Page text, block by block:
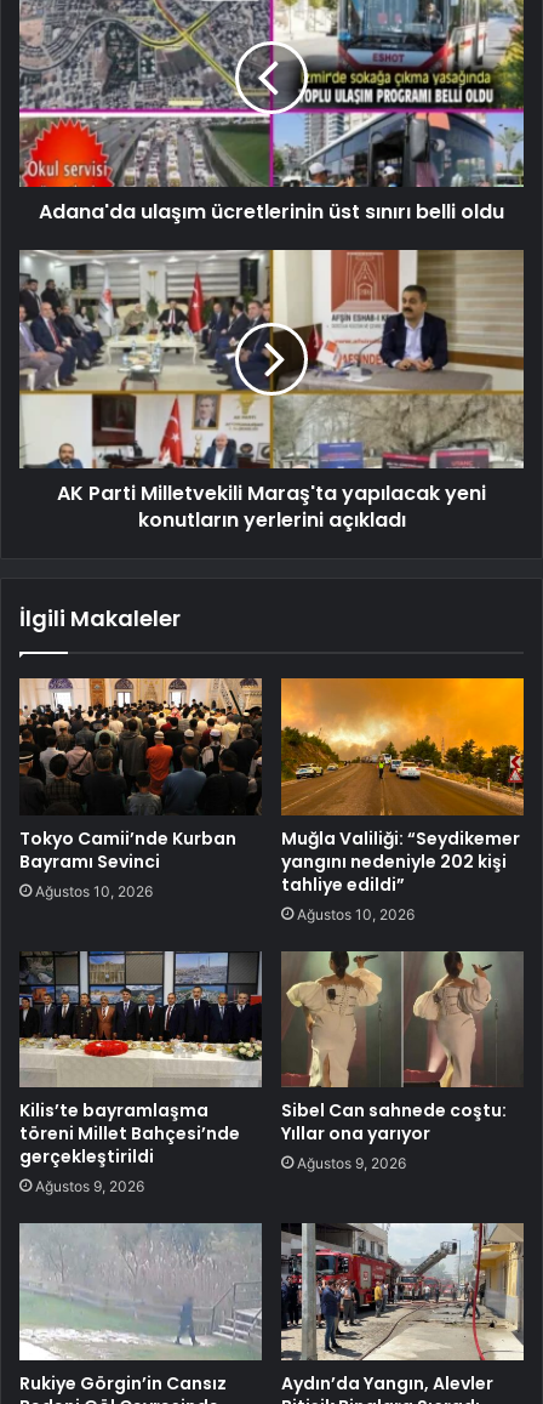
Adana'da ulaşım ücretlerinin üst sınırı belli oldu
AK Parti Milletvekili Maraş'ta yapılacak yeni
konutların yerlerini açıkladı
İlgili Makaleler
Tokyo Camii’nde Kurban
Bayramı Sevinci
Ağustos 10, 2026
Muğla Valiliği: “Seydikemer
yangını nedeniyle 202 kişi
tahliye edildi”
Ağustos 10, 2026
Kilis’te bayramlaşma
töreni Millet Bahçesi’nde
gerçekleştirildi
Ağustos 9, 2026
Sibel Can sahnede coştu:
Yıllar ona yarıyor
Ağustos 9, 2026
Rukiye Görgin’in Cansız
Aydın’da Yangın, Alevler